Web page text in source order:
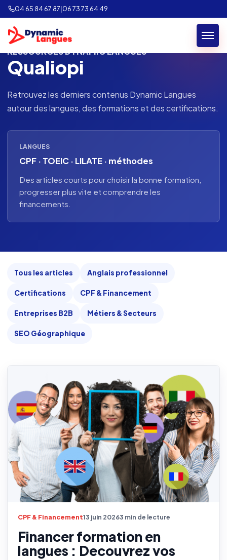
04 65 84 67 87|06 73 73 64 49
RESSOURCES DYNAMIC LANGUES
Qualiopi
Retrouvez les derniers contenus Dynamic Langues
autour des langues, des formations et des certifications.
LANGUES
CPF · TOEIC · LILATE · méthodes
Des articles courts pour choisir la bonne formation,
progresser plus vite et comprendre les
financements.
Tous les articles Anglais professionnel
Certifications CPF & Financement
Entreprises B2B Métiers & Secteurs
SEO Géographique
CPF & Financement13 juin 20263 min de lecture
Financer formation en
langues : Decouvrez vos